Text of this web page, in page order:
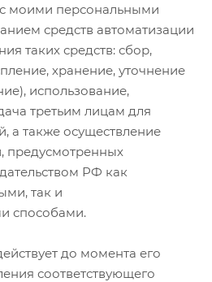
моими персональными
средств автоматизации
таких средств: сбор,
хранение, уточнение
использование,
третьим лицам для
а также осуществление
предусмотренных
РФ как
так и
способами.
до момента его
соответствующего